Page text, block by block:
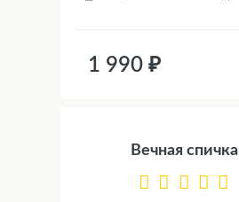
1 990 ₽
Вечная спичка